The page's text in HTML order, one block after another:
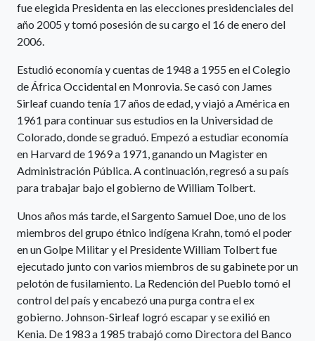
fue elegida Presidenta en las elecciones presidenciales del
año 2005 y tomó posesión de su cargo el 16 de enero del
2006.
Estudió economía y cuentas de 1948 a 1955 en el Colegio
de África Occidental en Monrovia. Se casó con James
Sirleaf cuando tenía 17 años de edad, y viajó a América en
1961 para continuar sus estudios en la Universidad de
Colorado, donde se graduó. Empezó a estudiar economía
en Harvard de 1969 a 1971, ganando un Magister en
Administración Pública. A continuación, regresó a su país
para trabajar bajo el gobierno de William Tolbert.
Unos años más tarde, el Sargento Samuel Doe, uno de los
miembros del grupo étnico indígena Krahn, tomó el poder
en un Golpe Militar y el Presidente William Tolbert fue
ejecutado junto con varios miembros de su gabinete por un
pelotón de fusilamiento. La Redención del Pueblo tomó el
control del país y encabezó una purga contra el ex
gobierno. Johnson-Sirleaf logró escapar y se exilió en
Kenia. De 1983 a 1985 trabajó como Directora del Banco